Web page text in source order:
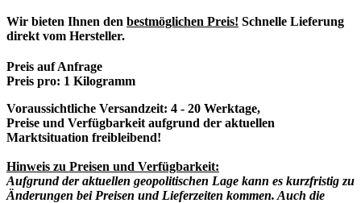
Wir bieten Ihnen den bestmöglichen Preis! Schnelle Lieferung
direkt vom Hersteller.
Preis auf Anfrage
Preis pro: 1 Kilogramm
Voraussichtliche Versandzeit: 4 - 20 Werktage,
Preise und Verfügbarkeit aufgrund der aktuellen
Marktsituation freibleibend!
Hinweis zu Preisen und Verfügbarkeit:
Aufgrund der aktuellen geopolitischen Lage kann es kurzfristig zu
Änderungen bei Preisen und Lieferzeiten kommen. Auch die